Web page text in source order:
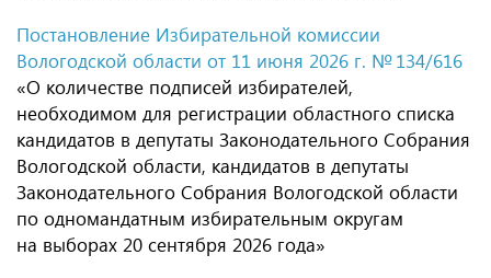
Постановление Избирательной комиссии
Вологодской области от 11 июня 2026 г. № 134/616
«О количестве подписей избирателей,
необходимом для регистрации областного списка
кандидатов в депутаты Законодательного Собрания
Вологодской области, кандидатов в депутаты
Законодательного Собрания Вологодской области
по одномандатным избирательным округам
на выборах 20 сентября 2026 года»